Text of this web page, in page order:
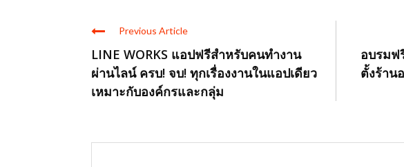
Previous Article
LINE WORKS แอปฟรีสำหรับคนทำงาน
ผ่านไลน์ ครบ! จบ! ทุกเรื่องงานในแอปเดียว
เหมาะกับองค์กรและกลุ่ม
อบรมฟ
ตั้งร้าน